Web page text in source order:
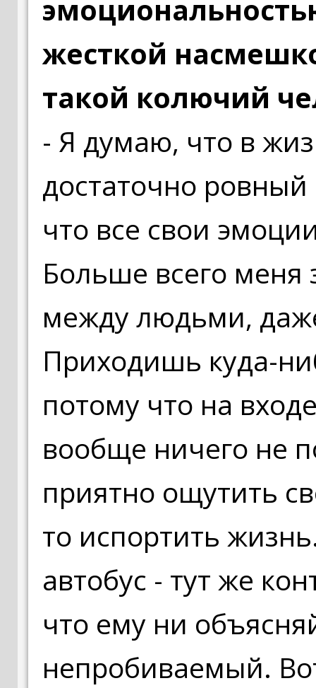
жесткой
такой колючий
- Я думаю, что в
достаточно
что все свои
Больше всего
между людьми,
Приходишь куда-
потому что на
вообще ничего не
приятно ощутить
то испортить
автобус - тут же
что ему ни
непробиваемый.